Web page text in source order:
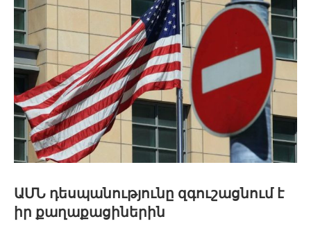
ԱՄՆ դեսպանությունը զգուշացնում է
իր քաղաքացիներին